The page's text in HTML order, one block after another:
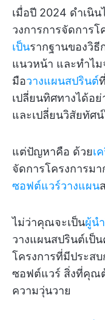
เมื่อปี 2024 ดำเนิน
วงการการจัดการโ
เป็นรากฐานของวิธี
แนวหน้า และทำไม
มือวางแผนสปรินต์
เปลี่ยนทิศทางได้อ
และเปลี่ยนวิสัยทัศ
แต่ปัญหาคือ ด้วยเ
จัดการโครงการม
ซอฟต์แวร์วางแผน
ไม่ว่าคุณจะเป็นผู้น
วางแผนสปรินต์เป็
โครงการที่มีประส
ซอฟต์แวร์ สิ่งที่คุณ
ความวุ่นวาย